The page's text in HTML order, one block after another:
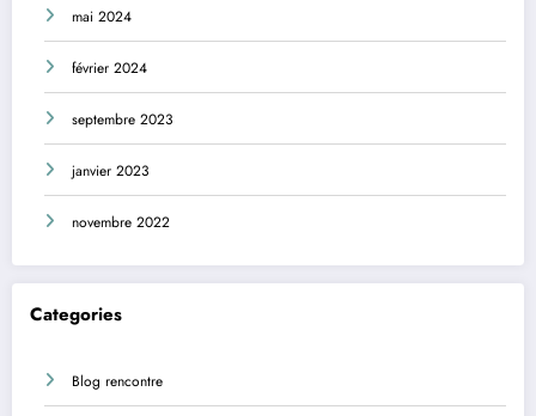
mai 2024
février 2024
septembre 2023
janvier 2023
novembre 2022
Categories
Blog rencontre